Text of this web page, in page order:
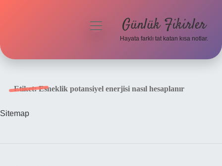
menüyü
Günlük Fikirler
Hayata farklı tat katan kısa notlar.
Etiket:Esneklik potansiyel enerjisi nasıl hesaplanır
Sitemap